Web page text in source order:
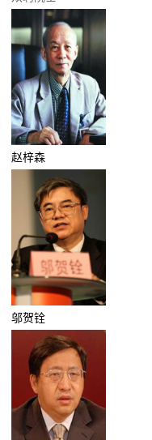
赵梓森
邬贺铨